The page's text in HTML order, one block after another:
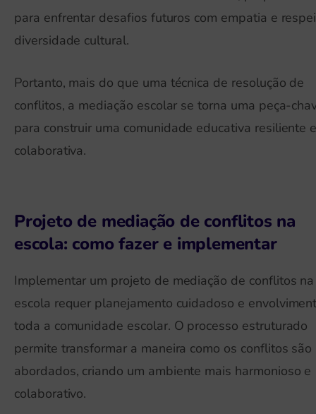
para enfrentar desafios futuros com empatia e
diversidade cultural.
Portanto, mais do que uma técnica de resolução de
conflitos, a mediação escolar se torna uma peça-
para construir uma comunidade educativa resiliente
colaborativa.
Projeto de mediação de conflitos na
escola: como fazer e implementar
Implementar um projeto de mediação de conflitos na
escola requer planejamento cuidadoso e
toda a comunidade escolar. O processo estruturado
permite transformar a maneira como os conflitos são
abordados, criando um ambiente mais harmonioso e
colaborativo.